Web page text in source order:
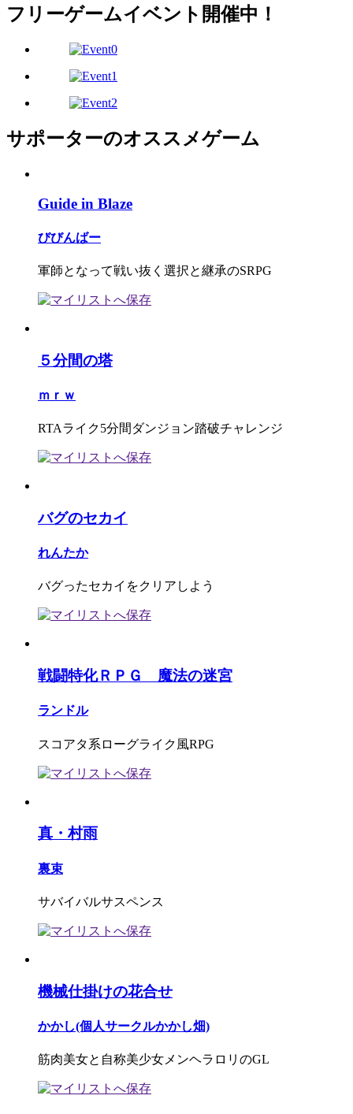
フリーゲームイベント開催中！
サポーターのオススメゲーム
Guide in Blaze
びびんばー
軍師となって戦い抜く選択と継承のSRPG
５分間の塔
ｍｒｗ
RTAライク5分間ダンジョン踏破チャレンジ
バグのセカイ
れんたか
バグったセカイをクリアしよう
戦闘特化ＲＰＧ 魔法の迷宮
ランドル
スコアタ系ローグライク風RPG
真・村雨
裏束
サバイバルサスペンス
機械仕掛けの花合せ
かかし(個人サークルかかし畑)
筋肉美女と自称美少女メンヘラロリのGL